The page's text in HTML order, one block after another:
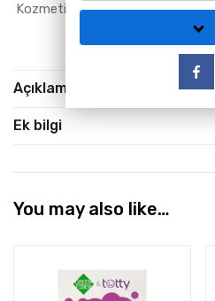
Kozmetik Ürünleri
Açıklama
Ek bilgi
You may also like…